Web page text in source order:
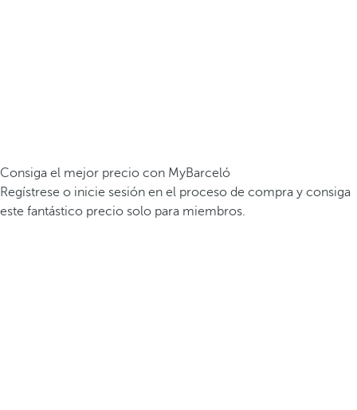
Consiga el mejor precio con MyBarceló
Regístrese o inicie sesión en el proceso de compra y consiga
este fantástico precio solo para miembros.